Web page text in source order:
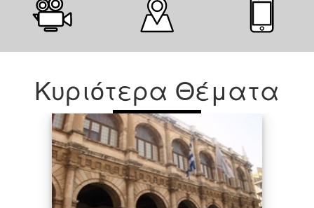
Κυριότερα Θέματα